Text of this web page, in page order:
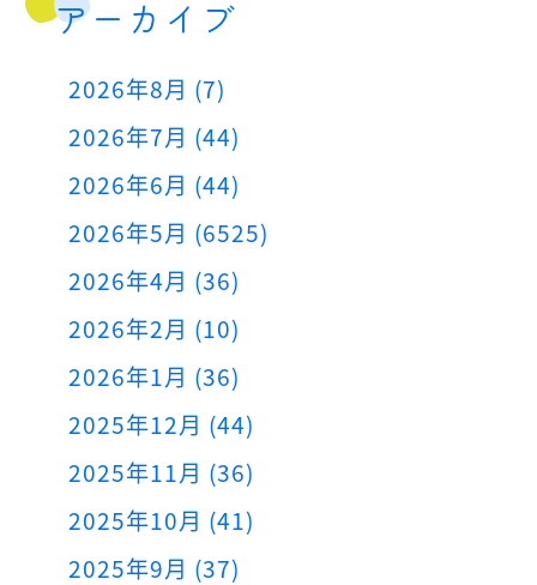
アーカイブ
2026年8月 (7)
2026年7月 (44)
2026年6月 (44)
2026年5月 (6525)
2026年4月 (36)
2026年2月 (10)
2026年1月 (36)
2025年12月 (44)
2025年11月 (36)
2025年10月 (41)
2025年9月 (37)